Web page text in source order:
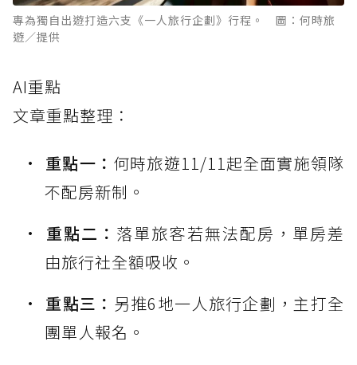
專為獨自出遊打造六支《一人旅行企劃》行程。 圖：何時旅
遊／提供
AI重點
文章重點整理：
重點一： 何時旅遊11/11起全面實施領隊
不配房新制。
重點二： 落單旅客若無法配房，單房差
由旅行社全額吸收。
重點三： 另推6地一人旅行企劃，主打全
團單人報名。